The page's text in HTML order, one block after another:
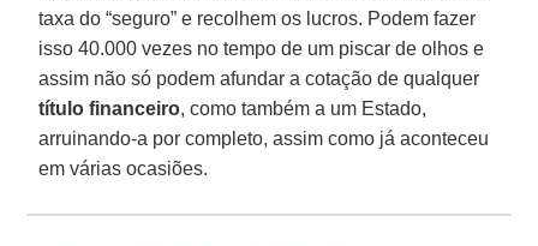
taxa do “seguro” e recolhem os lucros. Podem fazer
isso 40.000 vezes no tempo de um piscar de olhos e
assim não só podem afundar a cotação de qualquer
título financeiro, como também a um Estado,
arruinando-a por completo, assim como já aconteceu
em várias ocasiões.